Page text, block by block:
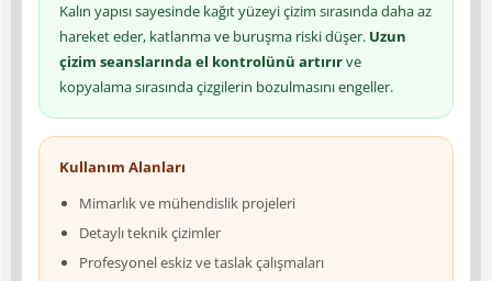
Kalın yapısı sayesinde kağıt yüzeyi çizim sırasında daha az
hareket eder, katlanma ve buruşma riski düşer. Uzun
çizim seanslarında el kontrolünü artırırve
kopyalama sırasında çizgilerin bozulmasını engeller.
Kullanım Alanları
Mimarlık ve mühendislik projeleri
Detaylı teknik çizimler
Profesyonel eskiz ve taslak çalışmaları